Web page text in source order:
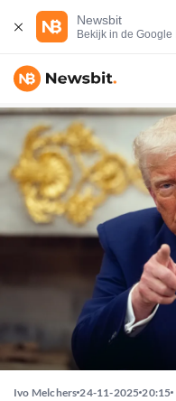
Newsbit
Bekijk in de Google
Ivo Melchers 24-11-2025 20:15